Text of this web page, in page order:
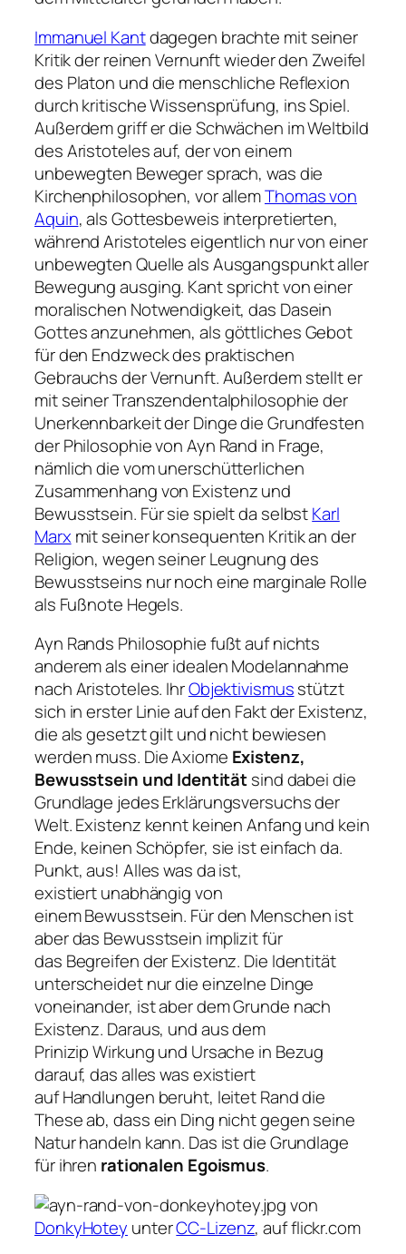
Immanuel Kantdagegen brachte mit seiner
Kritik der reinen Vernunft wieder den Zweifel
des Platon und die menschliche Reflexion
durch kritische Wissensprüfung, ins Spiel.
Außerdem griff er die Schwächen im Weltbild
des Aristoteles auf, der von einem
unbewegten Beweger sprach, was die
Kirchenphilosophen, vor allemThomas von
Aquin, als Gottesbeweis interpretierten,
während Aristoteles eigentlich nur von einer
unbewegten Quelle als Ausgangspunkt aller
Bewegung ausging. Kant spricht von einer
moralischen Notwendigkeit, das Dasein
Gottes anzunehmen, als göttliches Gebot
für den Endzweck des praktischen
Gebrauchs der Vernunft. Außerdem stellt er
mit seiner Transzendentalphilosophie der
Unerkennbarkeit der Dinge die Grundfesten
der Philosophie von Ayn Rand in Frage,
nämlich die vom unerschütterlichen
Zusammenhang von Existenz und
Bewusstsein. Für sie spielt da selbstKarl
Marxmit seiner konsequenten Kritik an der
Religion, wegen seiner Leugnung des
Bewusstseins nur noch eine marginale Rolle
als Fußnote Hegels.
Ayn Rands Philosophie fußt auf nichts
anderem als einer idealen Modelannahme
nach Aristoteles. IhrObjektivismusstützt
sich in erster Linie auf den Fakt der Existenz,
die als gesetzt gilt und nicht bewiesen
werden muss. Die Axiome  Existenz,
Bewusstsein und Identitätsind dabei die
Grundlage jedes Erklärungsversuchs der
Welt. Existenz kennt keinen Anfang und kein
Ende, keinen Schöpfer, sie ist einfach da.
Punkt, aus! Alles was da ist,
existiert unabhängig von
einem Bewusstsein. Für den Menschen ist
aber das Bewusstsein implizit für
das Begreifen der Existenz. Die Identität
unterscheidet nur die einzelne Dinge
voneinander, ist aber dem Grunde nach
Existenz. Daraus, und aus dem
Prinizip Wirkung und Ursache in Bezug
darauf, das alles was existiert
auf Handlungen beruht, leitet Rand die
These ab, dass ein Ding nicht gegen seine
Natur handeln kann. Das ist die Grundlage
für ihren rationalen Egoismus.
von
DonkyHotey unterCC-Lizenz, auf flickr.com